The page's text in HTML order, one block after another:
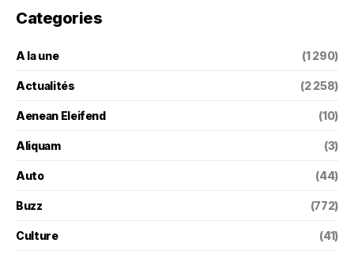
Categories
A la une (1 290)
Actualités (2 258)
Aenean Eleifend (10)
Aliquam (3)
Auto (44)
Buzz (772)
Culture (41)